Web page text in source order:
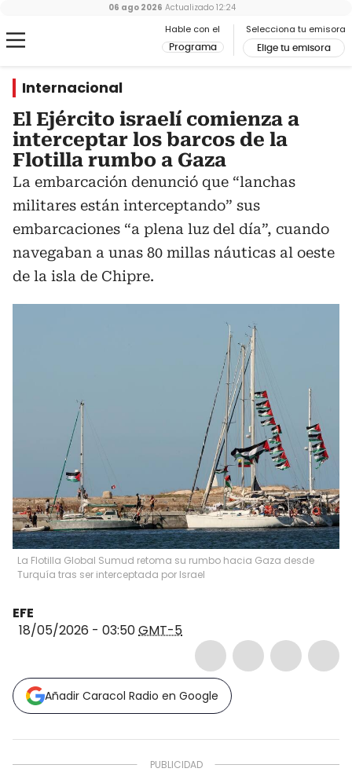
Hable con el
Programa
Selecciona tu emisora
Elige tu emisora
06 ago 2026 Actualizado 12:24
Internacional
El Ejército israelí comienza a
interceptar los barcos de la
Flotilla rumbo a Gaza
La embarcación denunció que “lanchas
militares están interceptando” sus
embarcaciones “a plena luz del día”, cuando
navegaban a unas 80 millas náuticas al oeste
de la isla de Chipre.
La Flotilla Global Sumud retoma su rumbo hacia Gaza desde
Turquía tras ser interceptada por Israel
EFE
18/05/2026 - 03:50GMT-5
Añadir Caracol Radio en Google